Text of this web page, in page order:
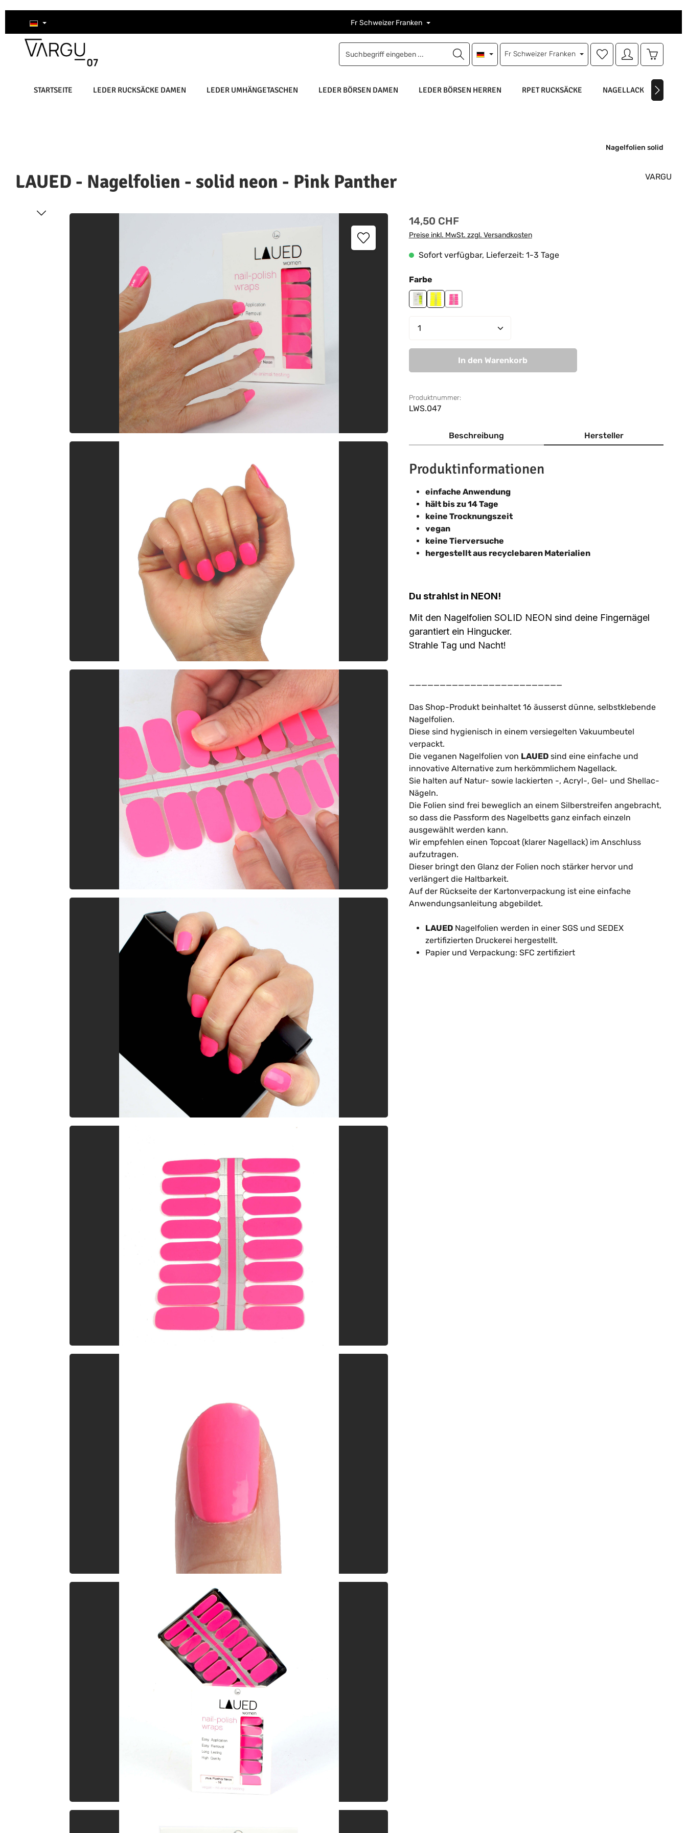
Hauptinhalt springen
Zur Suche springen
Zur Hauptnavigation springen Fr Schweizer Franken
Fr Schweizer Franken
Du hast 0 Produkte auf
STARTSEITE LEDER RUCKSÄCKE DAMEN LEDER UMHÄNGETASCHEN LEDER BÖRSEN DAMEN LEDER BÖRSEN HERREN RPET RUCKSÄCKE NAGELLACK
Nagelfolien solid
LAUED - Nagelfolien - solid neon - Pink Panther VARGU
Bildergalerie überspringen Regulärer Preis:
14,50 CHF
Preise inkl. MwSt. zzgl. Versandkosten
Sofort verfügbar, Lieferzeit: 1-3 Tage
Farbeauswählen
Funky Neon
Neon MoonPink Panther Neon
Produkt Anzahl: Gib den gewünschten Wert
In den Warenkorb
Produktnummer:
LWS.047
Beschreibung Hersteller
Produktinformationen
einfache Anwendung
hält bis zu 14 Tage
keine Trocknungszeit
vegan
keine Tierversuche
hergestellt aus recyclebaren Materialien
Du strahlst in NEON!
Mit den Nagelfolien SOLID NEON sind deine Fingernägel
garantiert ein Hingucker.
Strahle Tag und Nacht!
_________________________
Das Shop-Produkt beinhaltet 16 äusserst dünne, selbstklebende
Nagelfolien.
Diese sind hygienisch in einem versiegelten Vakuumbeutel
verpackt.
Die veganen Nagelfolien von LAUEDsind eine einfache und
innovative Alternative zum herkömmlichem Nagellack.
Sie halten auf Natur- sowie lackierten -, Acryl-, Gel- und Shellac-
Nägeln.
Die Folien sind frei beweglich an einem Silberstreifen angebracht,
so dass die Passform des Nagelbetts ganz einfach einzeln
ausgewählt werden kann.
Wir empfehlen einen Topcoat (klarer Nagellack) im Anschluss
aufzutragen.
Dieser bringt den Glanz der Folien noch stärker hervor und
verlängert die Haltbarkeit.
Auf der Rückseite der Kartonverpackung ist eine einfache
Anwendungsanleitung abgebildet.
LAUEDNagelfolien werden in einer SGS und SEDEX
zertifizierten Druckerei hergestellt.
Papier und Verpackung: SFC zertifiziert